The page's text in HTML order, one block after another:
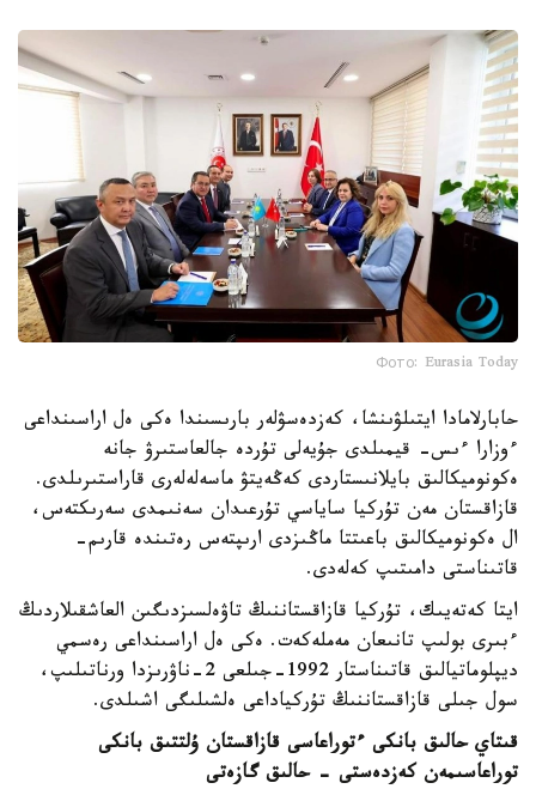
Фото: Eurasia Today
حابارلامادا ايتىلۋىنشا، كەزدەسۋلەر بارىسىندا ەكى ەل اراسىنداعى
ءوزارا ءىس- قيمىلدى جۇيەلى تۇردە جالعاستىرۋ جانە
ەكونوميكالىق بايلانىستاردى كەڭەيتۋ ماسەلەلەرى قاراستىرىلدى.
قازاقستان مەن تۇركيا ساياسي تۇرعىدان سەنىمدى سەرىكتەس،
ال ەكونوميكالىق باعىتتا ماڭىزدى ارىپتەس رەتىندە قارىم-
قاتىناستى دامىتىپ كەلەدى.
ايتا كەتەيىك، تۇركيا قازاقستاننىڭ تاۋەلسىزدىگىن العاشقىلاردىڭ
ءبىرى بولىپ تانىعان مەملەكەت. ەكى ەل اراسىنداعى رەسمي
ديپلوماتيالىق قاتىناستار 1992-جىلعى 2-ناۋرىزدا ورناتىلىپ،
سول جىلى قازاقستاننىڭ تۇركياداعى ەلشىلىگى اشىلدى.
قىتاي حالىق بانكى ءتوراعاسى قازاقستان ۇلتتىق بانكى
توراعاسىمەن كەزدەستى - حالىق گازەتى